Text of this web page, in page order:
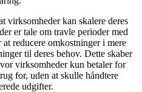
virksomheder kan skalere deres
er tale om travle perioder med
reducere omkostninger i mere
til deres behov. Dette skaber
virksomheder kun betaler for
for, uden at skulle håndtere
udgifter.